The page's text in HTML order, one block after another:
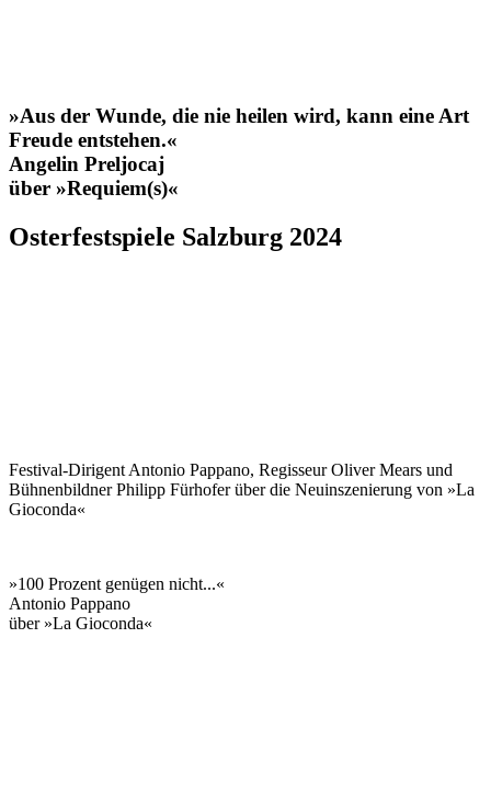
»Aus der Wunde, die nie heilen wird, kann eine Art
Freude entstehen.«
Angelin Preljocaj
über »Requiem(s)«
Osterfestspiele Salzburg 2024
Festival-Dirigent Antonio Pappano, Regisseur Oliver Mears und
Bühnenbildner Philipp Fürhofer über die Neuinszenierung von »La
Gioconda«
»100 Prozent genügen nicht...«
Antonio Pappano
über »La Gioconda«